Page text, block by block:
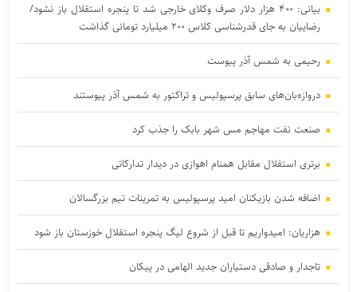
بیانی: ۴۰۰ هزار دلار صرف وکلای خارجی شد تا پنجره استقلال باز نشود/
رضاییان به جای قدرشناسی کلاس ۲۰۰ میلیارد تومانی گذاشت
رحیمی به شمس آذر پیوست
دروازه‌بان‌های سابق پرسپولیس و تراکتور به شمس آذر پیوستند
صنعت نفت مهاجم مس شهر بابک را جذب کرد
برتری استقلال مقابل همنام اهوازی در دیدار تدارکاتی
اضافه شدن بازیکنان امید پرسپولیس به تمرینات تیم بزرگسالان
هزاریان: امیدواریم تا قبل از شروع لیگ پنجره استقلال خوزستان باز شود
تاجدار و صادقی دستیاران جدید الهامی در پیکان